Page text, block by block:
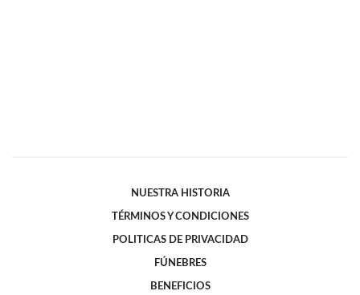
NUESTRA HISTORIA
TÉRMINOS Y CONDICIONES
POLITICAS DE PRIVACIDAD
FÚNEBRES
BENEFICIOS